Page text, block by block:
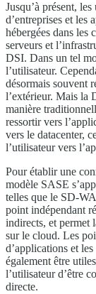
Jusqu’à présent,
d’entreprises et les
hébergées dans les
serveurs et
DSI. Dans un tel
l’utilisateur.
désormais souvent
l’extérieur. Mais la
manière
ressortir vers
vers le datacenter,
l’utilisateur vers
Pour établir une
modèle SASE
telles que le SD-
point indépendant
indirects, et permet
sur le cloud. Les
d’applications et
également être
l’utilisateur d’être
directe.